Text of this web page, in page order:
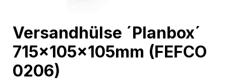
to
the
beginning
of
Versandhülse ´Planbox´
715x105x105mm (FEFCO
0206)